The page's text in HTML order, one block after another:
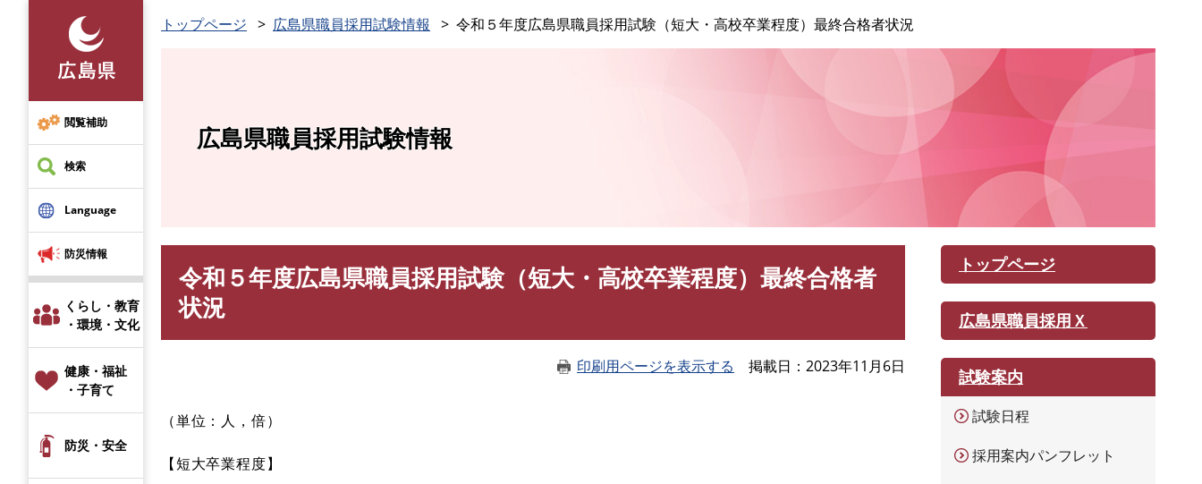
先
頭
で
す
閲覧補助
検索
Language
防災情報
くらし・教育
・環境・文化
健康・福祉
・子育て
防災・安全
トップページ 広島県職員採用試験情報 令和５年度広島県職員採用試験（短大・高校卒業程度）最終合格者状況
広島県職員採用試験情報
令和５年度広島県職員採用試験（短大・高校卒業程度）最終合格者
状況
印刷用ページを表示する 掲載日 2023年11月6日
（単位：人，倍）
【短大卒業程度】
トップページ
広島県職員採用Ｘ
試験案内
試験日程
採用案内パンフレット